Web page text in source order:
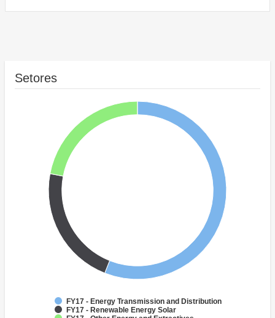
Setores
FY17 - Energy Transmission and Distribution
FY17 - Renewable Energy Solar